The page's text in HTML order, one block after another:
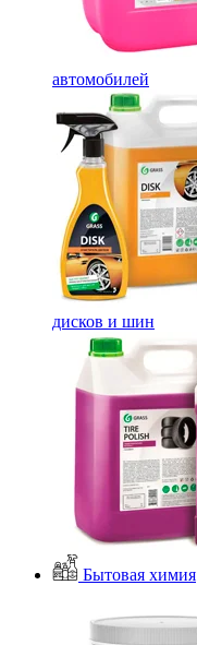
автомобилей
дисков и шин
Бытовая химия